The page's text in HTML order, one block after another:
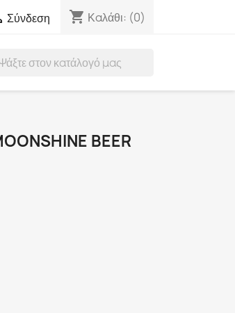
Σύνδεση shopping_cart Καλάθι: (0)
BEER